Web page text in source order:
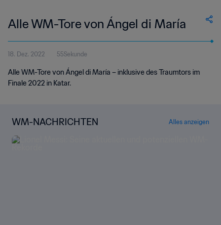
Alle WM-Tore von Ángel di María
18. Dez. 2022 55Sekunde
Alle WM-Tore von Ángel di María – inklusive des Traumtors im
Finale 2022 in Katar.
WM-NACHRICHTEN Alles anzeigen